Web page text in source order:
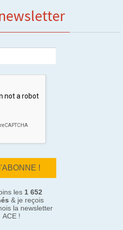
les 1 652
& je reçois
la newsletter
ACE !